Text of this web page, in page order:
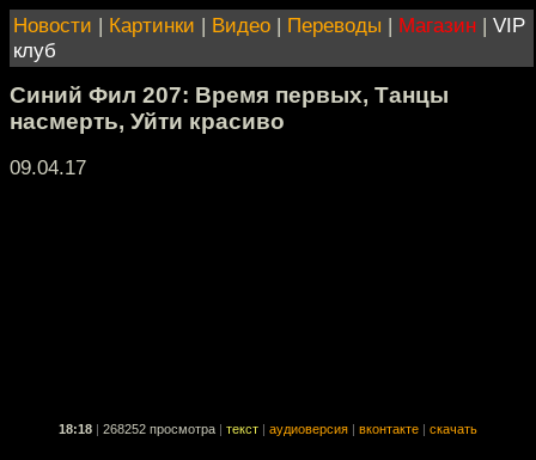
Новости | Картинки | Видео | Переводы | Магазин | VIP
клуб
Синий Фил 207: Время первых, Танцы
насмерть, Уйти красиво
09.04.17
18:18 268252 просмотра текст аудиоверсия вконтакте скачать